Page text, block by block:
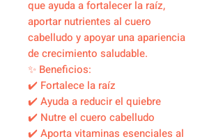
que ayuda a fortalecer la raíz,
aportar nutrientes al cuero
cabelludo y apoyar una apariencia
de crecimiento saludable.
✨ Beneficios:
✔️ Fortalece la raíz
✔️ Ayuda a reducir el quiebre
✔️ Nutre el cuero cabelludo
✔️ Aporta vitaminas esenciales al